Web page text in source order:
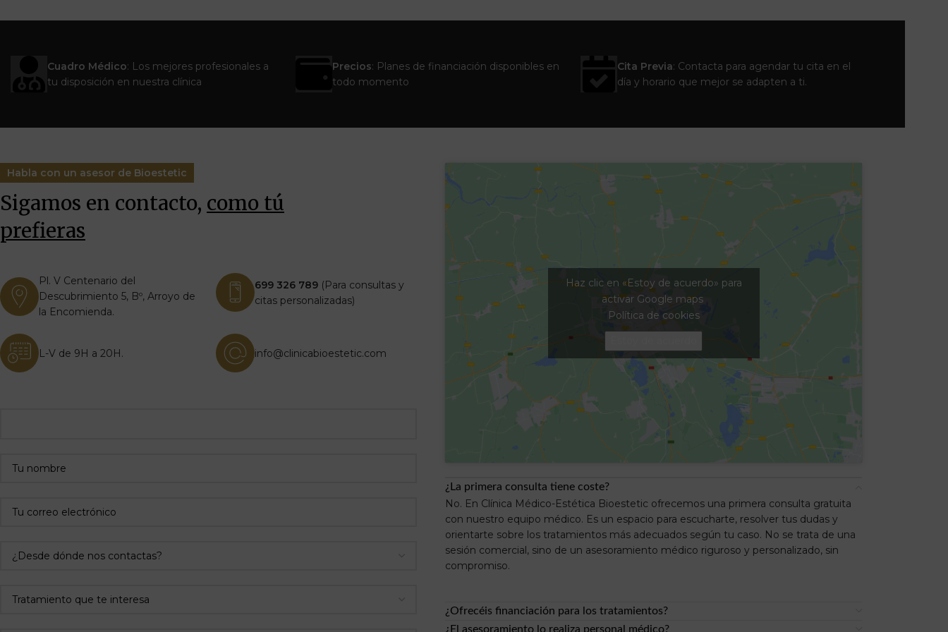
Cuadro Médico: Los mejores profesionales a
tu disposición en nuestra clínica
Precios: Planes de financiación disponibles en
todo momento
Cita Previa: Contacta para agendar tu cita en el
día y horario que mejor se adapten a ti.
Habla con un asesor de Bioestetic
Sigamos en contacto, como tú
prefieras
Pl. V Centenario del
Descubrimiento 5, Bº, Arroyo de
la Encomienda.
699 326 789(Para consultas y
citas personalizadas)
L-V de 9H a 20H. info@clinicabioestetic.com
Haz clic en «Estoy de acuerdo» para
activar Google maps
Política de cookies
¿La primera consulta tiene coste?
No. En Clínica Médico-Estética Bioestetic ofrecemos una primera consulta gratuita
con nuestro equipo médico. Es un espacio para escucharte, resolver tus dudas y
orientarte sobre los tratamientos más adecuados según tu caso. No se trata de una
sesión comercial, sino de un asesoramiento médico riguroso y personalizado, sin
compromiso.
¿Ofrecéis financiación para los tratamientos?
¿El asesoramiento lo realiza personal médico?